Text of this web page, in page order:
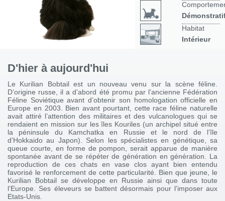
Habitat
Intérieur
D'hier à aujourd'hui
Le Kurilian Bobtail est un nouveau venu sur la scène féline.
D’origine russe, il a d’abord été promu par l’ancienne Fédération
Féline Soviétique avant d’obtenir son homologation officielle en
Europe en 2003. Bien avant pourtant, cette race féline naturelle
avait attiré l’attention des militaires et des vulcanologues qui se
rendaient en mission sur les îles Kouriles (un archipel situé entre
la péninsule du Kamchatka en Russie et le nord de l’île
d’Hokkaido au Japon). Selon les spécialistes en génétique, sa
queue courte, en forme de pompon, serait apparue de manière
spontanée avant de se répéter de génération en génération. La
reproduction de ces chats en vase clos ayant bien entendu
favorisé le renforcement de cette particularité. Bien que jeune, le
Kurilian Bobtail se développe en Russie ainsi que dans toute
l’Europe. Ses éleveurs se battent désormais pour l’imposer aux
Etats-Unis.